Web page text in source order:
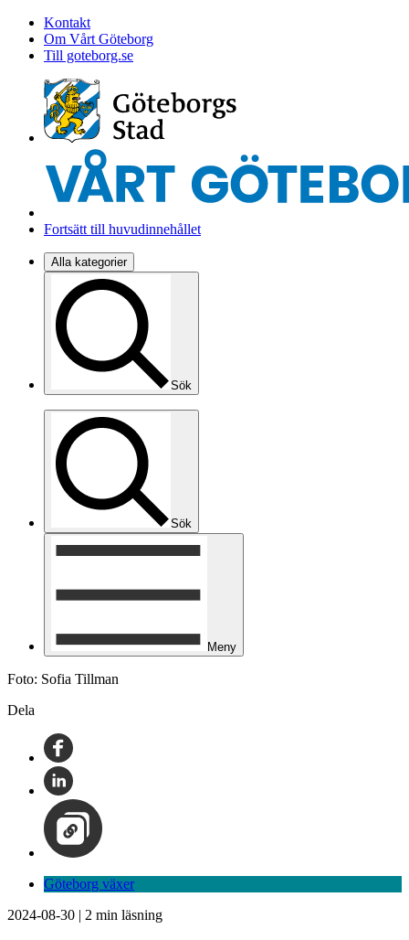
Kontakt
Om Vårt Göteborg
Till goteborg.se
Fortsätt till huvudinnehållet
Alla kategorier
Sök
Sök
Meny
Foto: Sofia Tillman
Dela
Göteborg växer
2024-08-30 | 2 min läsning